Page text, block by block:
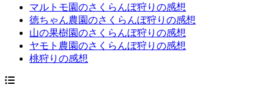
マルトモ園のさくらんぼ狩りの感想
徳ちゃん農園のさくらんぼ狩りの感想
山の果樹園のさくらんぼ狩りの感想
ヤモト農園のさくらんぼ狩りの感想
桃狩りの感想